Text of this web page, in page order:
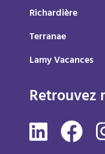
Richardière
Terranae
Lamy Vacances
Retrouvez